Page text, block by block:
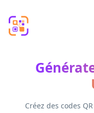
Créez des codes